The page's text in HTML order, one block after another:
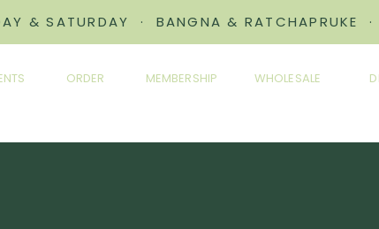
& SATURDAY · BANGNA & RATCHAPRUKE
ORDER MEMBERSHIP WHOLESALE